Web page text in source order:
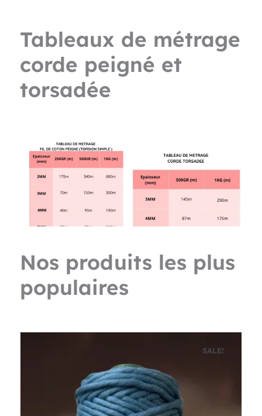
Tableaux de métrage
corde peigné et
torsadée
Nos produits les plus
populaires
SALE!